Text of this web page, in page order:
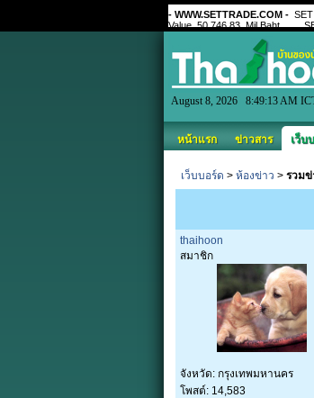
August 8, 2026 8:49:13 AM
หน้าแรก ข่าวสาร เว็บ
เว็บบอร์ด > ห้องข่าว > รวมข่
thaihoon
สมาชิก
จังหวัด: กรุงเทพมหานคร
โพสต์: 14,583